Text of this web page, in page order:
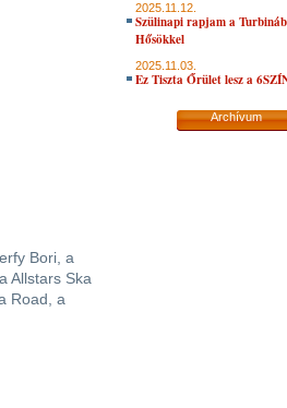
Bori, a
Allstars Ska
a Road, a
2025.11.12.
Szülinapi rapjam a
Hősökkel
2025.11.03.
Ez Tiszta Őrület lesz a
Archívum